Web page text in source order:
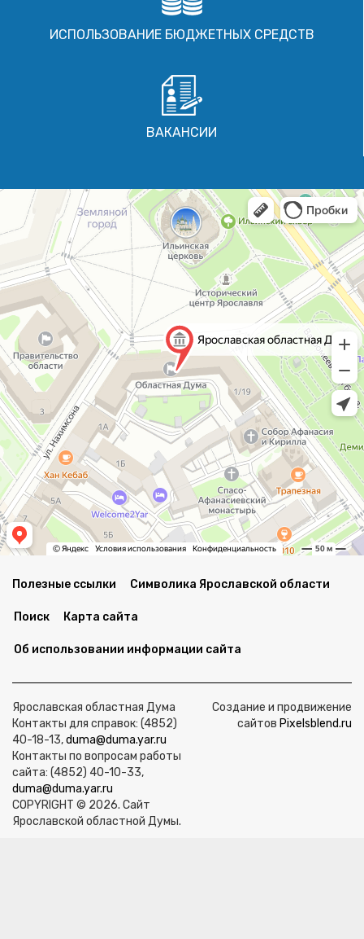
ИСПОЛЬЗОВАНИЕ БЮДЖЕТНЫХ СРЕДСТВ
ВАКАНСИИ
Полезные ссылки Символика Ярославской области
Поиск Карта сайта
Об использовании информации сайта
Ярославская областная Дума
Контакты для справок: (4852)
40-18-13,duma@duma.yar.ru
Контакты по вопросам работы
сайта: (4852) 40-10-33,
duma@duma.yar.ru
COPYRIGHT © 2026. Сайт
Ярославской областной Думы.
Создание и продвижение
сайтов Pixelsblend.ru